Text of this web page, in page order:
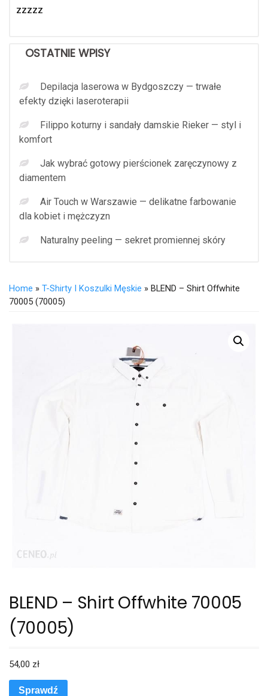
zzzzz
OSTATNIE WPISY
Depilacja laserowa w Bydgoszczy — trwałe
efekty dzięki laseroterapii
Filippo koturny i sandały damskie Rieker — styl i
komfort
Jak wybrać gotowy pierścionek zaręczynowy z
diamentem
Air Touch w Warszawie — delikatne farbowanie
dla kobiet i mężczyzn
Naturalny peeling — sekret promiennej skóry
Home » T-Shirty I Koszulki Męskie » BLEND – Shirt Offwhite
70005 (70005)
BLEND – Shirt Offwhite 70005
(70005)
54,00 zł
Sprawdź